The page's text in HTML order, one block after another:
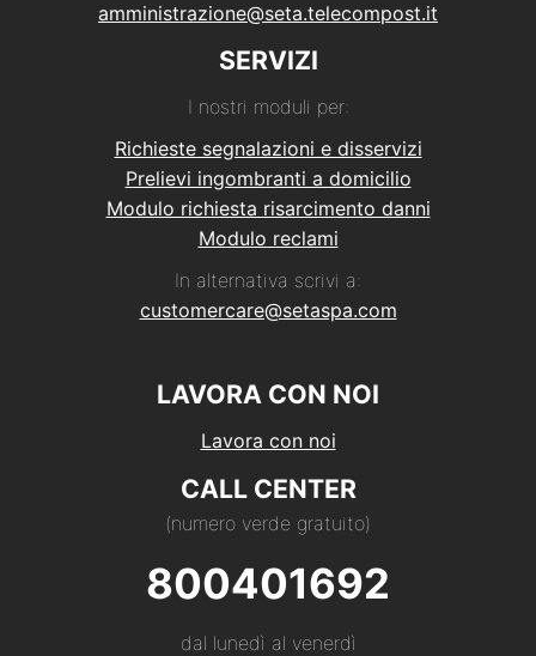
amministrazione@seta.telecompost.it
SERVIZI
I nostri moduli per:
Richieste segnalazioni e disservizi
Prelievi ingombranti a domicilio
Modulo richiesta risarcimento danni
Modulo reclami
In alternativa scrivi a:
customercare@setaspa.com
LAVORA CON NOI
Lavora con noi
CALL CENTER
(numero verde gratuito)
800401692
dal lunedì al venerdì